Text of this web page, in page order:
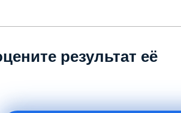
результат её